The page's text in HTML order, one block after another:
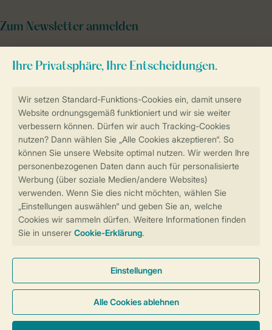
Sicherstellung Deiner Privatsphäre
Sicher und schnell zur Online-Buchung
Sichere Datenübertragung
Sicheres Bezahlen
Zum Newsletter anmelden
Cookies und Banner
Barrierefreiheit